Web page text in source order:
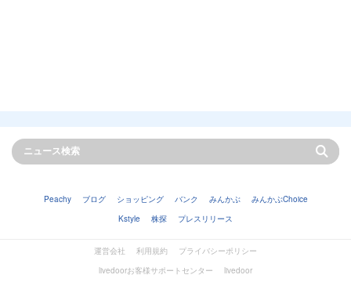
Peachy ブログ ショッピング バンク みんかぶ
みんかぶChoice
Kstyle
株探 プレスリリース
運営会社 利用規約
プライバシーポリシー
livedoorお客様サポートセンター
livedoor